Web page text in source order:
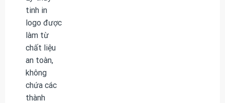
tinh in
logo được
làm từ
chất liệu
an toàn,
không
chứa các
thành